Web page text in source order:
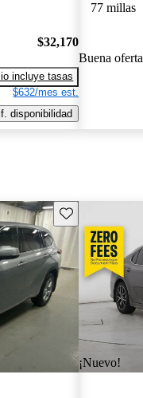
$32,170
incluye tasas
$632/mes est.
disponibilidad
77 millas
Buena oferta
Guarda este Aviso
¡Nuevo!